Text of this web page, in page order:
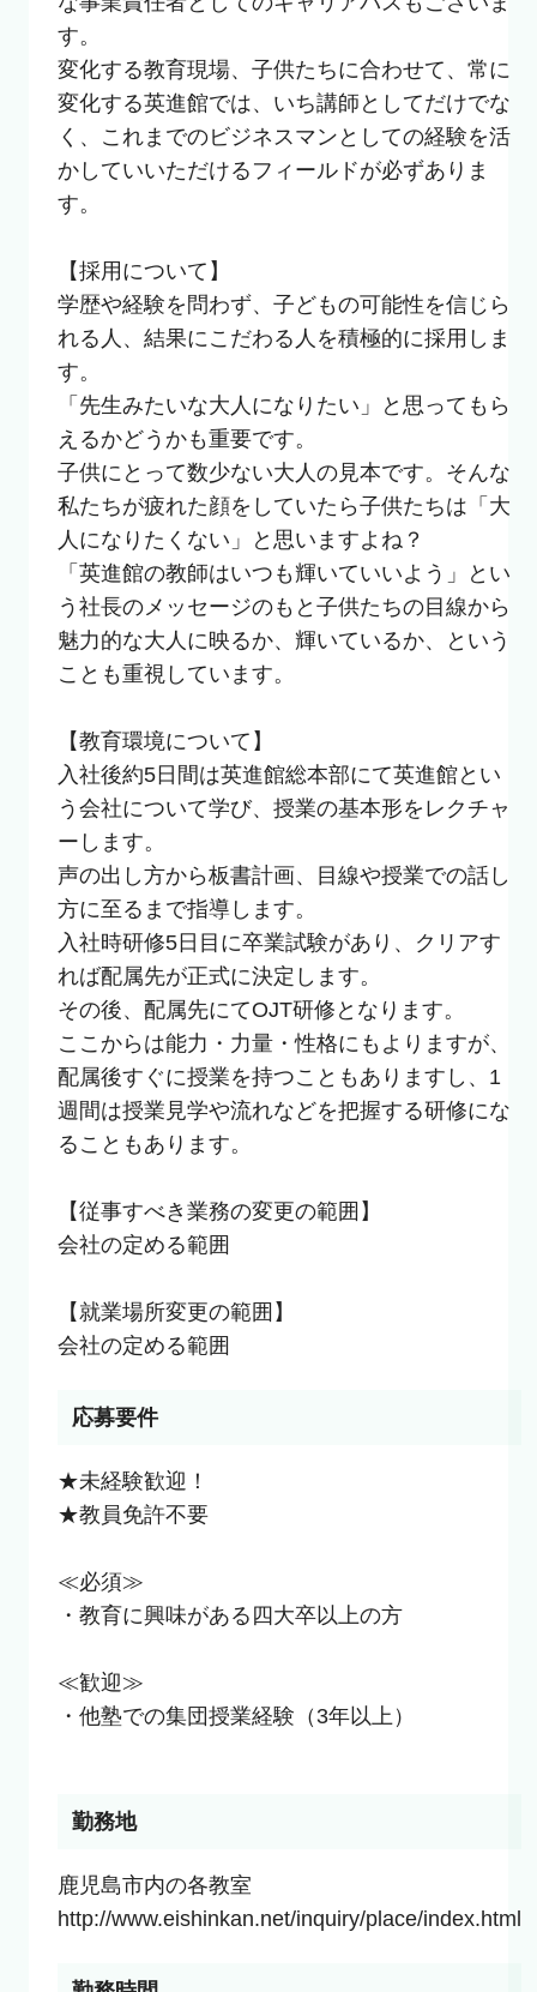
す。
変化する教育現場、子供たちに合わせて、常に
変化する英進館では、いち講師としてだけでな
く、これまでのビジネスマンとしての経験を活
かしていいただけるフィールドが必ずありま
す。
【採用について】
学歴や経験を問わず、子どもの可能性を信じら
れる人、結果にこだわる人を積極的に採用しま
す。
「先生みたいな大人になりたい」と思ってもら
えるかどうかも重要です。
子供にとって数少ない大人の見本です。そんな
私たちが疲れた顔をしていたら子供たちは「大
人になりたくない」と思いますよね？
「英進館の教師はいつも輝いていいよう」とい
う社長のメッセージのもと子供たちの目線から
魅力的な大人に映るか、輝いているか、という
ことも重視しています。
【教育環境について】
入社後約5日間は英進館総本部にて英進館とい
う会社について学び、授業の基本形をレクチャ
ーします。
声の出し方から板書計画、目線や授業での話し
方に至るまで指導します。
入社時研修5日目に卒業試験があり、クリアす
れば配属先が正式に決定します。
その後、配属先にてOJT研修となります。
ここからは能力・力量・性格にもよりますが、
配属後すぐに授業を持つこともありますし、1
週間は授業見学や流れなどを把握する研修にな
ることもあります。
【従事すべき業務の変更の範囲】
会社の定める範囲
【就業場所変更の範囲】
会社の定める範囲
応募要件
★未経験歓迎！
★教員免許不要
≪必須≫
・教育に興味がある四大卒以上の方
≪歓迎≫
・他塾での集団授業経験（3年以上）
勤務地
鹿児島市内の各教室
http://www.eishinkan.net/inquiry/place/index.html